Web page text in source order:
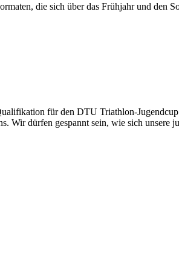
die sich über das Frühjahr und den
für den DTU Triathlon-
Wir dürfen gespannt sein, wie sich unsere